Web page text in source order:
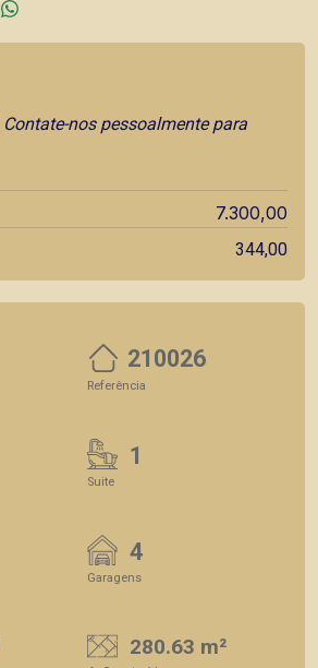
nos pessoalmente para
7.300,00
344,00
210026
Referência
1
Suite
4
Garagens
280.63 m²